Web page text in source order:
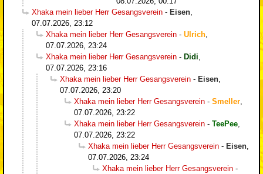
Xhaka mein lieber Herr Gesangsverein - Eisen
07.07.2026, 23:12
Xhaka mein lieber Herr Gesangsverein - Ulrich
07.07.2026, 23:24
Xhaka mein lieber Herr Gesangsverein - Didi
07.07.2026, 23:16
Xhaka mein lieber Herr Gesangsverein - Eisen
07.07.2026, 23:20
Xhaka mein lieber Herr Gesangsverein - Smeller
07.07.2026, 23:22
Xhaka mein lieber Herr Gesangsverein - TeePee
07.07.2026, 23:22
Xhaka mein lieber Herr Gesangsverein - Eisen
07.07.2026, 23:24
Xhaka mein lieber Herr Gesangsverein -